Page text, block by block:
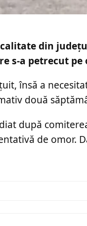
din
s-a petrecut
însă a
două
după
de omor.